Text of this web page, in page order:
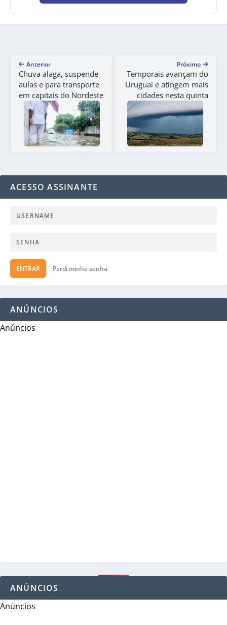
Anterior
Chuva alaga, suspende
aulas e para transporte
em capitais do Nordeste
Próximo
Temporais avançam do
Uruguai e atingem mais
cidades nesta quinta
ACESSO ASSINANTE
ENTRAR Perdi minha senha
ANÚNCIOS
Anúncios
ANÚNCIOS
Anúncios